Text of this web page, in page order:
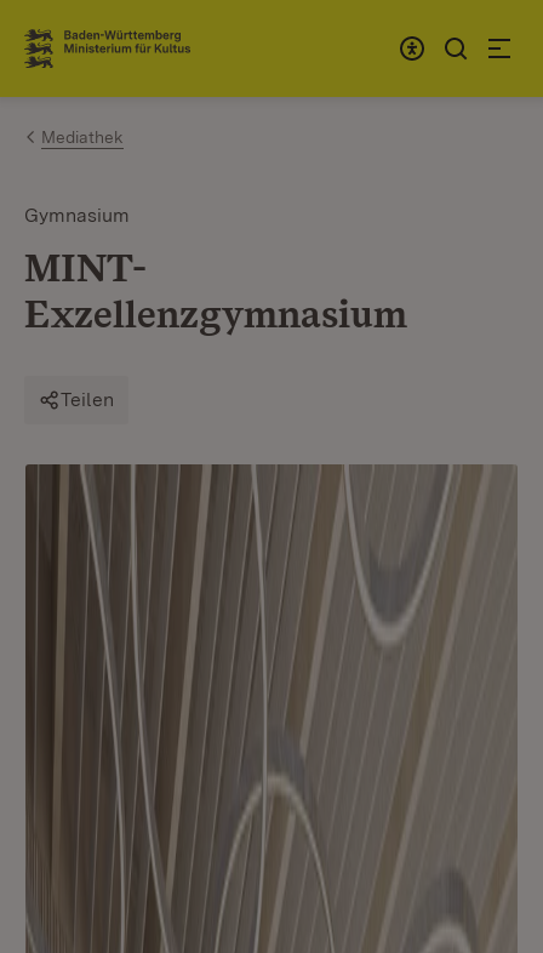
Zum Inhalt springen
Link zur Startseite
Mediathek
Gymnasium
MINT-
Exzellenzgymnasium
Teilen